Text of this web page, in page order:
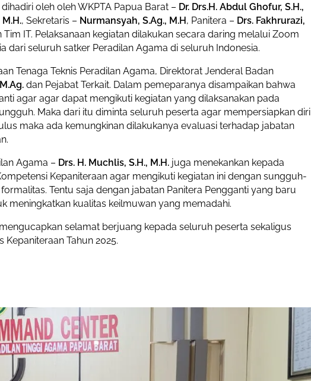
oleh oleh WKPTA Papua Barat – Dr. Drs.H. Abdul Ghofur, S.H.,
, Sekretaris – Nurmansyah, S.Ag., M.H , Panitera – Drs. Fakhrurazi,
Tim IT. Pelaksanaan kegiatan dilakukan secara daring melalui Zoom
dari seluruh satker Peradilan Agama di seluruh Indonesia.
Tenaga Teknis Peradilan Agama, Direktorat Jenderal Badan
dan Pejabat Terkait. Dalam pemeparanya disampaikan bahwa
agar agar dapat mengikuti kegiatan yang dilaksanakan pada
Maka dari itu diminta seluruh peserta agar mempersiapkan diri
maka ada kemungkinan dilakukanya evaluasi terhadap jabatan
Agama – Drs. H. Muchlis, S.H., M.H. juga menekankan kepada
Kepaniteraan agar mengikuti kegiatan ini dengan sungguh-
Tentu saja dengan jabatan Panitera Pengganti yang baru
meningkatkan kualitas keilmuwan yang memadahi.
selamat berjuang kepada seluruh peserta sekaligus
Tahun 2025.